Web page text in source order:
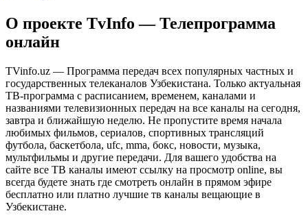
О проекте TvInfo — Телепрограмма
онлайн
TVinfo.uz — Программа передач всех популярных частных и
государственных телеканалов Узбекистана. Только актуальная
ТВ-программа с расписанием, временем, каналами и
названиями телевизионных передач на все каналы на сегодня,
завтра и ближайшую неделю. Не пропустите время начала
любимых фильмов, сериалов, спортивных трансляций
футбола, баскетбола, ufc, mma, бокс, новости, музыка,
мультфильмы и другие передачи. Для вашего удобства на
сайте все ТВ каналы имеют ссылку на просмотр online, вы
всегда будете знать где смотреть онлайн в прямом эфире
бесплатно или платно лучшие тв каналы вещающие в
Узбекистане.